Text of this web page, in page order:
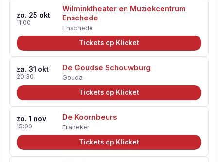
zo. 25 okt
11:00
Wilminktheater en Muziekcentrum
Enschede
Enschede
Tickets op Klicket
za. 31 okt
20:30
De Goudse Schouwburg
Gouda
Tickets op Klicket
zo. 1 nov
15:00
De Koornbeurs
Franeker
Tickets op Klicket